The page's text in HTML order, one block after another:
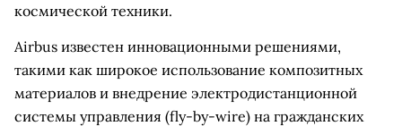
космической техники.
Airbus известен инновационными решениями,
такими как широкое использование композитных
материалов и внедрение электродистанционной
системы управления (fly-by-wire) на гражданских